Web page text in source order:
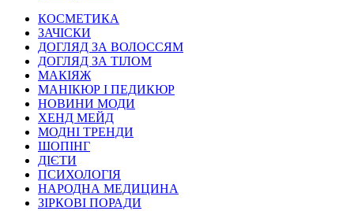
КОСМЕТИКА
ЗАЧІСКИ
ДОГЛЯД ЗА ВОЛОССЯМ
ДОГЛЯД ЗА ТІЛОМ
МАКІЯЖ
МАНІКЮР І ПЕДИКЮР
НОВИНИ МОДИ
ХЕНД МЕЙД
МОДНІ ТРЕНДИ
ШОПІНГ
ДІЄТИ
ПСИХОЛОГІЯ
НАРОДНА МЕДИЦИНА
ЗІРКОВІ ПОРАДИ